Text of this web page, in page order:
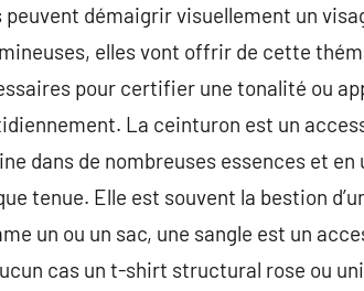
peuvent démaigrir visuellement un
elles vont offrir de cette
pour certifier une tonalité ou
La ceinturon est un
dans de nombreuses essences et
tenue. Elle est souvent la bestion
un ou un sac, une sangle est un
cas un t-shirt structural rose ou